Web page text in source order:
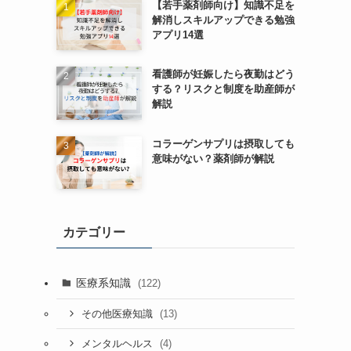
【若手薬剤師向け】知識不足を
解消しスキルアップできる勉強
アプリ14選
看護師が妊娠したら夜勤はどう
する？リスクと制度を助産師が
解説
コラーゲンサプリは摂取しても
意味がない？薬剤師が解説
カテゴリー
医療系知識 (122)
その他医療知識 (13)
メンタルヘルス (4)